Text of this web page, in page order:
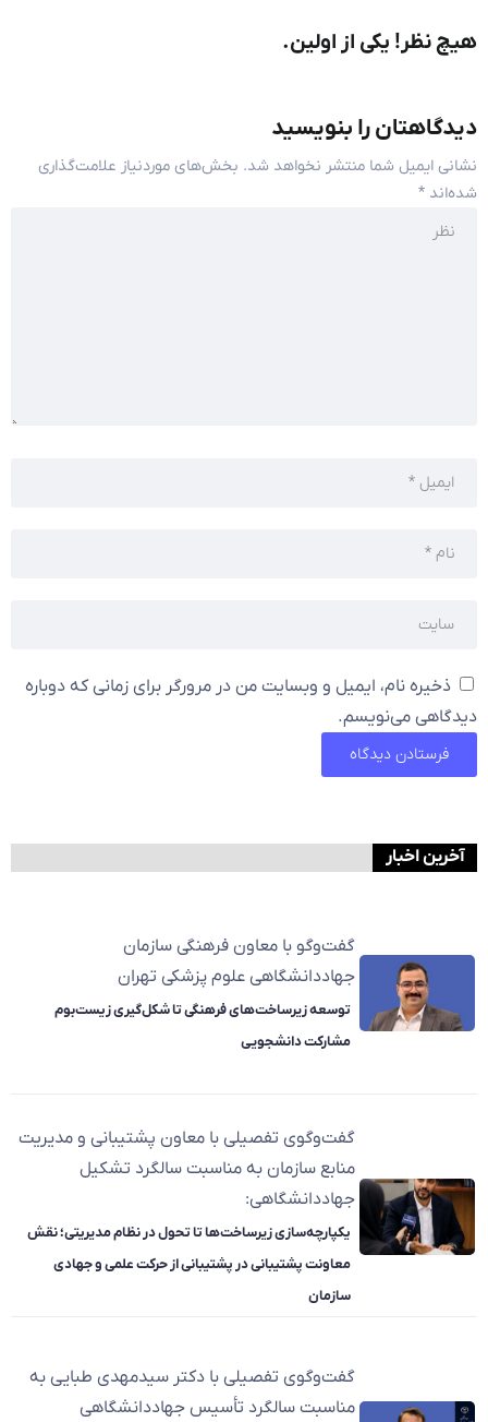
هیچ نظر! یکی از اولین.
دیدگاهتان را بنویسید
نشانی ایمیل شما منتشر نخواهد شد. بخش‌های موردنیاز علامت‌گذاری
شده‌اند *
ذخیره نام، ایمیل و وبسایت من در مرورگر برای زمانی که دوباره
دیدگاهی می‌نویسم.
آخرین اخبار
گفت‌وگو با معاون فرهنگی سازمان
جهاددانشگاهی علوم پزشکی تهران
توسعه زیرساخت‌های فرهنگی تا شکل‌گیری زیست‌بوم
مشارکت دانشجویی
گفت‌وگوی تفصیلی با معاون پشتیبانی و مدیریت
منابع سازمان به مناسبت سالگرد تشکیل
جهاددانشگاهی:
یکپارچه‌سازی زیرساخت‌ها تا تحول در نظام مدیریتی؛ نقش
معاونت پشتیبانی در پشتیبانی از حرکت علمی و جهادی
سازمان
گفت‌وگوی تفصیلی با دکتر سیدمهدی طبایی به
مناسبت سالگرد تأسیس جهاددانشگاهی